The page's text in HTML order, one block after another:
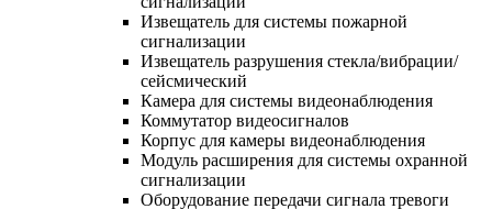
Извещатель для системы пожарной
сигнализации
Извещатель разрушения стекла/вибрации/
сейсмический
Камера для системы видеонаблюдения
Коммутатор видеосигналов
Корпус для камеры видеонаблюдения
Модуль расширения для системы охранной
сигнализации
Оборудование передачи сигнала тревоги